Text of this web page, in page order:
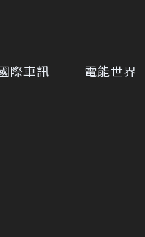
際車訊 電能世界